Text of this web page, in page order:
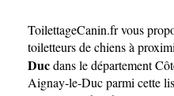
ToilettageCanin.frvous
toiletteurs de chiens à
Ducdans le département
Aignay-le-Duc parmi cette